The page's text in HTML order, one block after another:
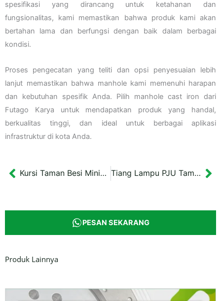
spesifikasi yang dirancang untuk ketahanan dan
fungsionalitas, kami memastikan bahwa produk kami akan
bertahan lama dan berfungsi dengan baik dalam berbagai
kondisi.
Proses pengecatan yang teliti dan opsi penyesuaian lebih
lanjut memastikan bahwa manhole kami memenuhi harapan
dan kebutuhan spesifik Anda. Pilih manhole cast iron dari
Futago Karya untuk mendapatkan produk yang handal,
berkualitas tinggi, dan ideal untuk berbagai aplikasi
infrastruktur di kota Anda.
Prev Kursi Taman Besi Minimalis Greenhils di Yogyakarta 120×80 cm Tiang Lampu PJU Taman Outdoor Klaten Tinggi 4 meter
PESAN SEKARANG
Produk Lainnya